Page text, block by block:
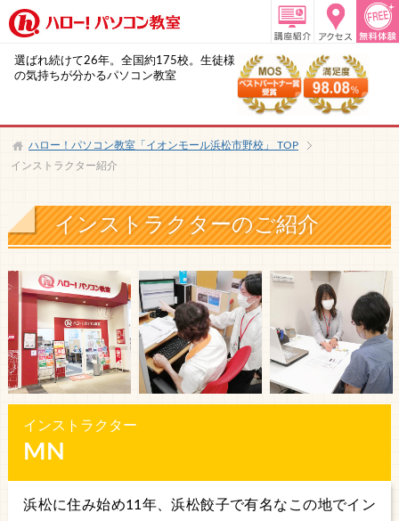
選ばれ続けて26年。全国約175校。生徒様
の気持ちが分かるパソコン教室
ハロー！パソコン教室「イオンモール浜松市野校」
TOP
インストラクター紹介
インストラクターのご紹介
インストラクター
MN
浜松に住み始め11年、浜松餃子で有名なこの地でイン